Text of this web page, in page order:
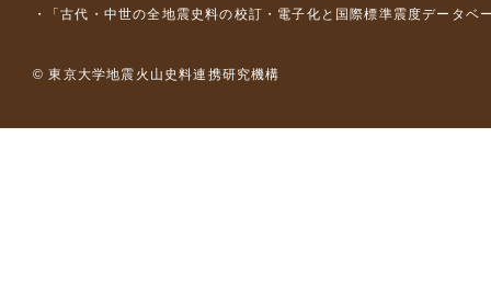
「古代・中世の全地震史料の校訂・電子化と国際標準震度データ
© 東京大学地震火山史料連携研究機構